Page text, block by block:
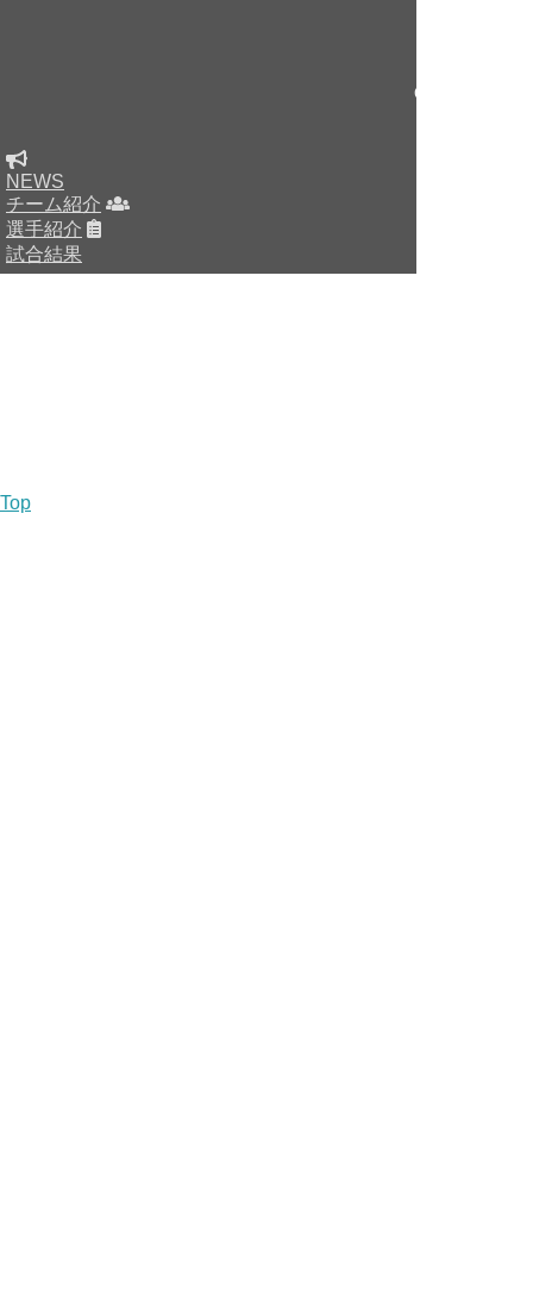
Copyright ©
NEWS
チーム紹介
選手紹介
試合結果
Top